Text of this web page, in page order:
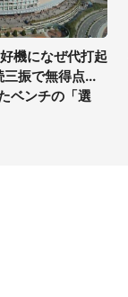
機になぜ代打起
振で無得点...
ベンチの「選